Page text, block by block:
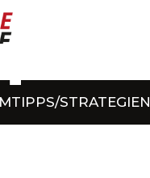
TIPPS/STRATEGIEN